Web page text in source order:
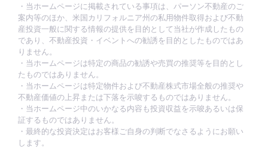
・当ホームページに掲載されている事項は、パーソン不動産のご
案内等のほか、米国カリフォルニア州の私用物件取得および不動
産投資一般に関する情報の提供を目的として当社が作成したもの
であり、不動産投資・イベントへの勧誘を目的としたものではあ
りません。
・当ホームページは特定の商品の勧誘や売買の推奨等を目的とし
たものではありません。
・当ホームページは特定物件および不動産株式市場全般の推奨や
不動産価値の上昇または下落を示唆するものではありません。
・当ホームページ中のいかなる内容も投資収益を示唆あるいは保
証するものではありません。
・最終的な投資決定はお客様ご自身の判断でなさるようにお願い
します。